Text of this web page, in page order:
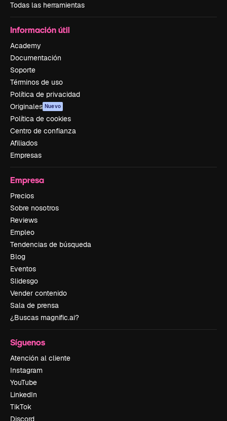
Todas las herramientas
Información útil
Academy
Documentación
Soporte
Términos de uso
Política de privacidad
Originales Nuevo
Política de cookies
Centro de confianza
Afiliados
Empresas
Empresa
Precios
Sobre nosotros
Reviews
Empleo
Tendencias de búsqueda
Blog
Eventos
Slidesgo
Vender contenido
Sala de prensa
¿Buscas magnific.ai?
Síguenos
Atención al cliente
Instagram
YouTube
LinkedIn
TikTok
Discord